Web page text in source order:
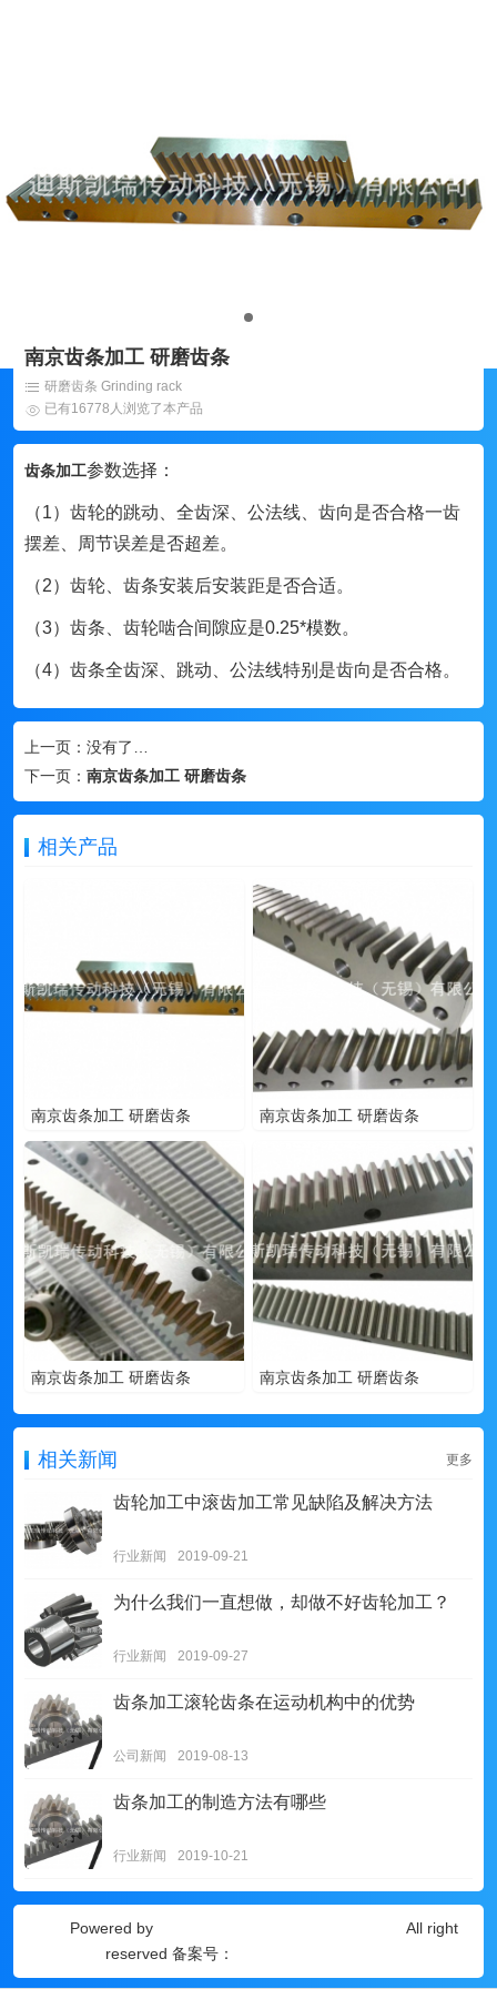
南京齿条加工 研磨齿条
研磨齿条 Grinding rack
已有16778人浏览了本产品
齿条加工参数选择：
（1）齿轮的跳动、全齿深、公法线、齿向是否合格一齿
摆差、周节误差是否超差。
（2）齿轮、齿条安装后安装距是否合适。
（3）齿条、齿轮啮合间隙应是0.25*模数。
（4）齿条全齿深、跳动、公法线特别是齿向是否合格。
上一页： 没有了…
下一页： 南京齿条加工 研磨齿条
相关产品
南京齿条加工 研磨齿条 南京齿条加工 研磨齿条
南京齿条加工 研磨齿条 南京齿条加工 研磨齿条
相关新闻 更多
齿轮加工中滚齿加工常见缺陷及解决方法
行业新闻 2019-09-21
为什么我们一直想做，却做不好齿轮加工？
行业新闻 2019-09-27
齿条加工滚轮齿条在运动机构中的优势
公司新闻 2019-08-13
齿条加工的制造方法有哪些
行业新闻 2019-10-21
Powered by
All right
reserved 备案号：